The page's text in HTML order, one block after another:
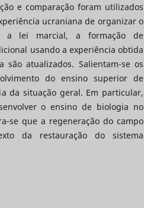
e comparação foram utilizados
ucraniana de organizar o
a lei marcial, a formação de
usando a experiência obtida
atualizados. Salientam-se os
do ensino superior de
da situação geral. Em particular,
o ensino de biologia no
se que a regeneração do campo
da restauração do sistema